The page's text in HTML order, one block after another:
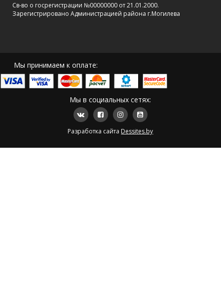
Св-во о госрегистрации №00000000 от 21.01.2000.
Зарегистрировано Администрацией района г.Могилева
Мы принимаем к оплате:
Мы в социальных сетях:
Разработка сайта Dessites.by